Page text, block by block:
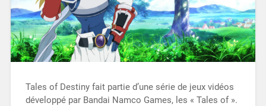
Tales of Destiny fait partie d’une série de jeux vidéos
développé par Bandai Namco Games, les « Tales of ».